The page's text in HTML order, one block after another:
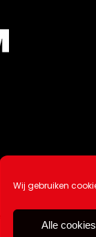
Wij gebruiken
Alle cookies